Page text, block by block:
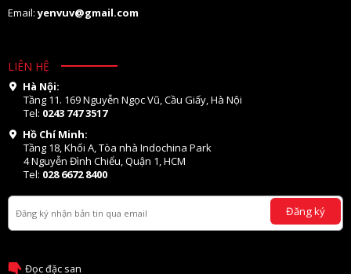
Email:yenvuv@gmail.com
LIÊN HỆ
Hà Nội:
Tầng 11. 169 Nguyễn Ngọc Vũ, Cầu Giấy, Hà Nội
Tel: 0243 747 3517
Hồ Chí Minh:
Tầng 18, Khối A, Tòa nhà Indochina Park
4 Nguyễn Đình Chiểu, Quận 1, HCM
Tel: 028 6672 8400
Đăng ký
Đọc đặc san